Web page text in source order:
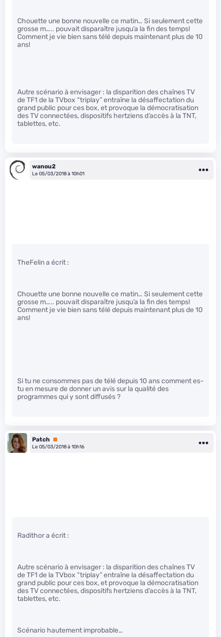
Chouette une bonne nouvelle ce matin… Si seulement cette
grosse m….. pouvait disparaître jusqu’a la fin des temps!
Comment je vie bien sans télé depuis maintenant plus de 10
ans!
Autre scénario à envisager : la disparition des chaînes TV
de TF1 de la TVbox “triplay” entraîne la désaffectation du
grand public pour ces box, et provoque la démocratisation
des TV connectées, dispositifs hertziens d’accès à la TNT,
tablettes, etc.
wanou2
Le 05/03/2018 à 10h01
TheFelin a écrit :
Chouette une bonne nouvelle ce matin… Si seulement cette
grosse m….. pouvait disparaître jusqu’a la fin des temps!
Comment je vie bien sans télé depuis maintenant plus de 10
ans!
Si tu ne consommes pas de télé depuis 10 ans comment es-
tu en mesure de donner un avis sur la qualité des
programmes qui y sont diffusés ?
Patch Premium
Le 05/03/2018 à 10h16
Radithor a écrit :
Autre scénario à envisager : la disparition des chaînes TV
de TF1 de la TVbox “triplay” entraîne la désaffectation du
grand public pour ces box, et provoque la démocratisation
des TV connectées, dispositifs hertziens d’accès à la TNT,
tablettes, etc.
Scénario hautement improbable…